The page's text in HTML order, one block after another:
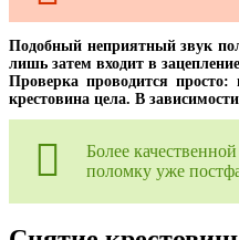
Подобный неприятный звук
лишь затем входит в
Проверка проводится просто:
крестовина цела. В
Более
поломку уже